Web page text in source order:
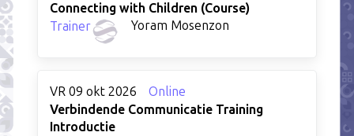
Connecting with Children (Course)
Trainer
Yoram Mosenzon
VR 09 okt 2026
Online
Verbindende Communicatie Training
Introductie